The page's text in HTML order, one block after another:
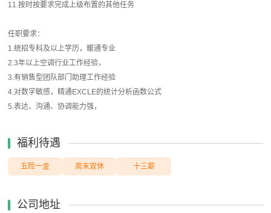
11.按时按要求完成上级布置的其他任务
任职要求：
1.统招专科及以上学历，暖通专业
2.3年以上空调行业工作经验，
3.有销售型团队部门助理工作经验
4.对数字敏感，精通EXCLE的统计分析函数公式
5.表达、沟通、协调能力强，
福利待遇
五险一金 周末双休 十三薪
公司地址